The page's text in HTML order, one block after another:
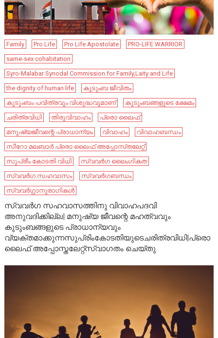
Family Pro Life Pro Life Apostolate
PRO-LIFE WARRIOR
same-sex cohabitation
Syro-Malabar Synodal Commission for Family,Laity and Life
the dignity of human life
കുടുംബ ജീവിതം
കുടുംബം പവിത്രവും വിശുദ്ധവുമാണ്
കുടുംബങ്ങളുടെ ക്ഷേമം
ചരിത്രവിധി
തിരുവിവാഹം
പ്രൊ ലൈഫ്
മനുഷ്യജീവന്റെ പ്രാധാന്യം
വിവാഹം
വിവാഹബന്ധം
സീറോ മലബാർ പ്രൊ ലൈഫ് അപ്പോസ്‌തലേറ്റ്
സുപ്രീം കോടതി വിധി
സ്വവർഗ ലൈംഗികത
സ്വവർഗ സഹവാസം
സ്വവർഗബന്ധം
സ്വവർഗ്ഗാനുരാഗികൾ
സ്വവർഗ സഹവാസത്തിനു വിവാഹപദവി
അനുവദിക്കില്ല| മനുഷ്യ ജീവന്റെ മഹത്വവും
കുടുംബങ്ങളുടെ പ്രാധാന്യവും
വ്യക്തമാക്കുന്നസുപ്രിംകോടതിയുടെചരിത്രവിധി|പ്രൊ
ലൈഫ് അപ്പോസ്തലേറ്റ്സ്വാഗതം ചെയ്‌തു